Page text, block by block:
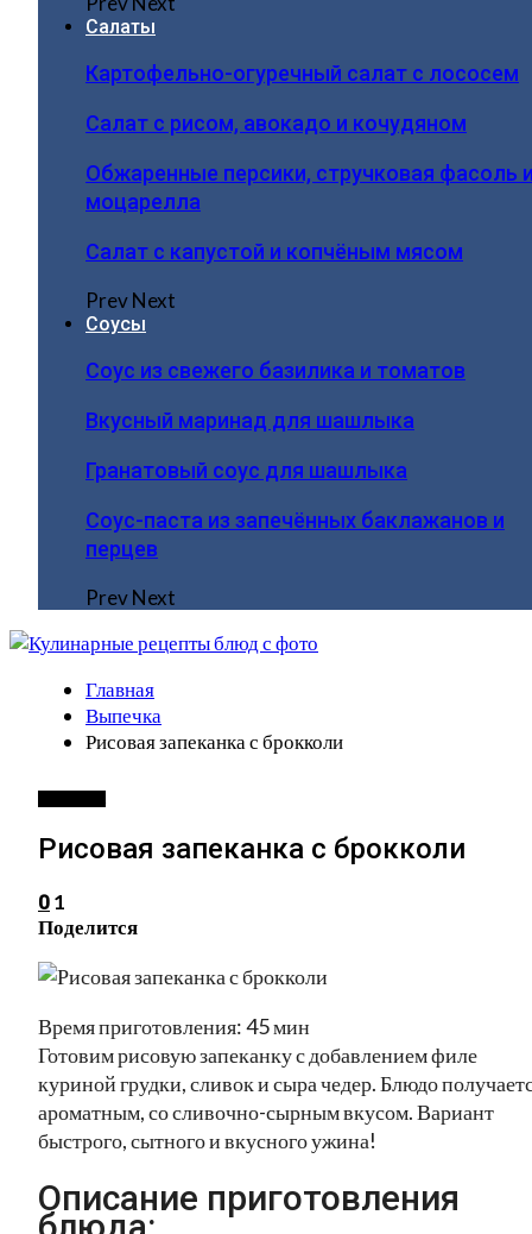
Салаты
Картофельно-огуречный салат с лососем
Салат с рисом, авокадо и кочудяном
Обжаренные персики, стручковая фасоль
моцарелла
Салат с капустой и копчёным мясом
PrevNext
Соусы
Соус из свежего базилика и томатов
Вкусный маринад для шашлыка
Гранатовый соус для шашлыка
Соус-паста из запечённых баклажанов и
перцев
PrevNext
Главная
Выпечка
Рисовая запеканка с брокколи
Рисовая запеканка с брокколи
0 1
Поделится
Время приготовления: 45 мин
Готовим рисовую запеканку с добавлением филе
куриной грудки, сливок и сыра чедер. Блюдо
ароматным, со сливочно-сырным вкусом. Вариант
быстрого, сытного и вкусного ужина!
Описание приготовления